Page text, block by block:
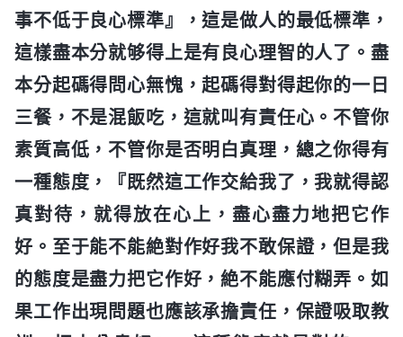
事不低于良心標準』，這是做人的最低標準，
這樣盡本分就够得上是有良心理智的人了。盡
本分起碼得問心無愧，起碼得對得起你的一日
三餐，不是混飯吃，這就叫有責任心。不管你
素質高低，不管你是否明白真理，總之你得有
一種態度，『既然這工作交給我了，我就得認
真對待，就得放在心上，盡心盡力地把它作
好。至于能不能絶對作好我不敢保證，但是我
的態度是盡力把它作好，絶不能應付糊弄。如
果工作出現問題也應該承擔責任，保證吸取教